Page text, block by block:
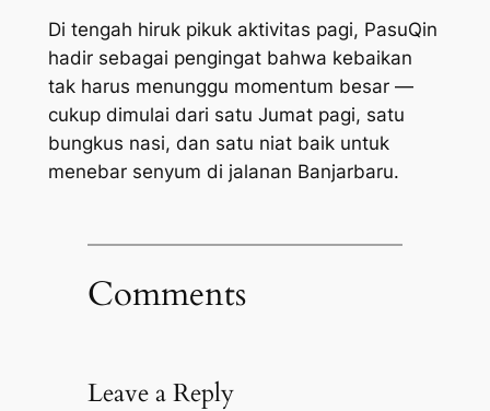
Di tengah hiruk pikuk aktivitas pagi, PasuQin
hadir sebagai pengingat bahwa kebaikan
tak harus menunggu momentum besar —
cukup dimulai dari satu Jumat pagi, satu
bungkus nasi, dan satu niat baik untuk
menebar senyum di jalanan Banjarbaru.
Comments
Leave a Reply